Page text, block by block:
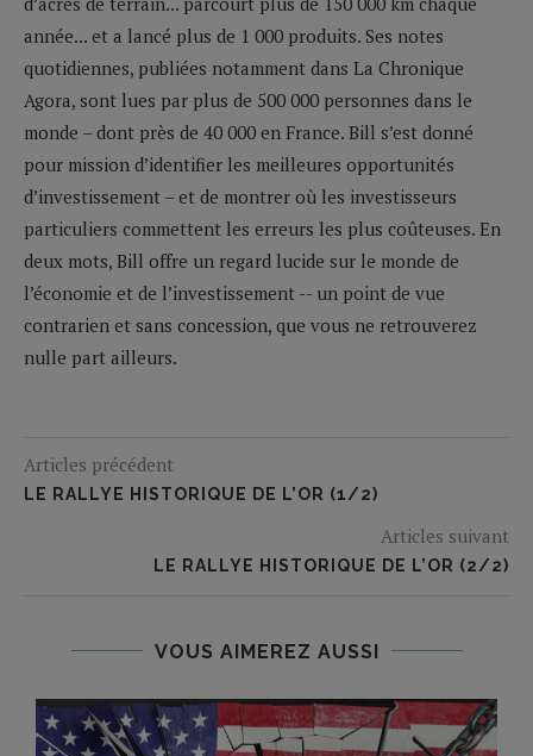
année... et a lancé plus de 1 000 produits. Ses notes
quotidiennes, publiées notamment dans La Chronique
Agora, sont lues par plus de 500 000 personnes dans le
monde – dont près de 40 000 en France. Bill s’est donné
pour mission d’identifier les meilleures opportunités
d’investissement – et de montrer où les investisseurs
particuliers commettent les erreurs les plus coûteuses. En
deux mots, Bill offre un regard lucide sur le monde de
l’économie et de l’investissement -- un point de vue
contrarien et sans concession, que vous ne retrouverez
nulle part ailleurs.
Articles précédent
LE RALLYE HISTORIQUE DE L’OR (1/2)
Articles suivant
LE RALLYE HISTORIQUE DE L’OR (2/2)
VOUS AIMEREZ AUSSI